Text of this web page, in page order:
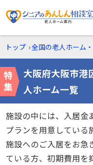
トップ ›全国の老人ホーム
大阪府大阪市港
人ホーム一覧
施設の中には、入居金
プランを用意している
施設へのご入居をお急
ている方、初期費用を